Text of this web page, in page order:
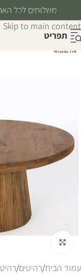
Skip to navigation
Skip to main content
משלוחים לכל
תפריט
אזל מהמלאי
עמוד הבית/רהיטים/